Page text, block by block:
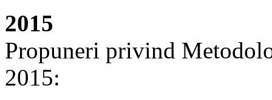
2015
Propuneri privind
2015: